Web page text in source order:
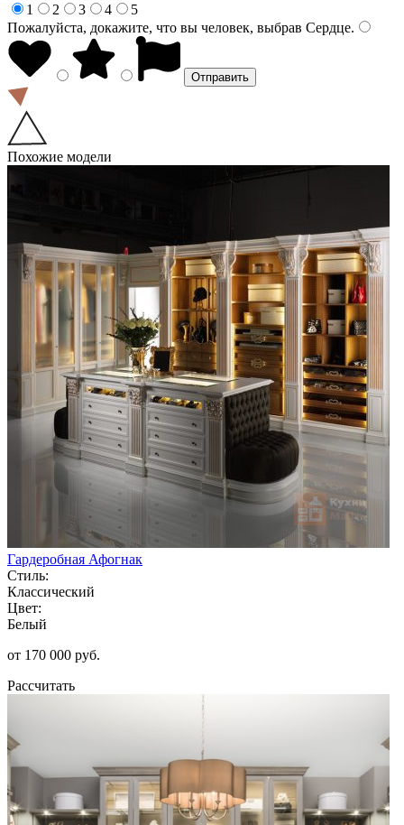
1
2 3 4
5
Пожалуйста, докажите, что вы человек, выбрав Сердце.
Похожие модели
Гардеробная Афогнак
Стиль:
Классический
Цвет:
Белый
от 170 000 руб.
Рассчитать